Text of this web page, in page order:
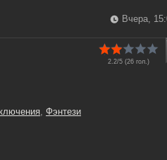
Вчера,
2.2/5 (26 гол.)
Фэнтези